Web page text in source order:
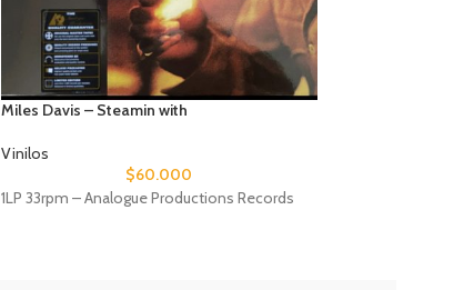
Miles Davis – Steamin with
Vinilos
$60.000
1LP 33rpm – Analogue Productions Records